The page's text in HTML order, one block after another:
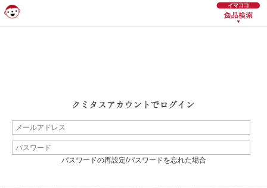
パスワードの再設定/パスワードを忘れた場合